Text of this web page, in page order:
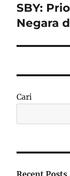
post:
SBY:
Negara
Cari
Recent Posts